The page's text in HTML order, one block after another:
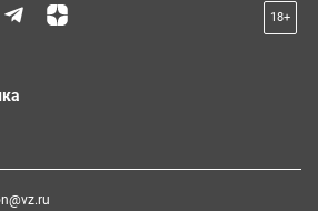
18+